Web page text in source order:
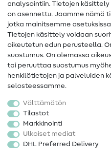
Yhteystiedot
Tietoa omistajanvaihdoksesta
Peruutusoikeus
Suosittu
Kankaat
Ompelutarvikkeet
Ale
analysointiin. Tietojen
on asennettu. Jaamme nämä
jotka mainitsemme
Tietojen käsittely voidaan
oikeutetun edun perusteella.
suostumus. On olemassa
tai peruuttaa suostumus
henkilötietojen ja palveluiden
selosteessamme.
Välttämätön
Tilastot
Markkinointi
Ulkoiset mediat
DHL Preferred Delivery